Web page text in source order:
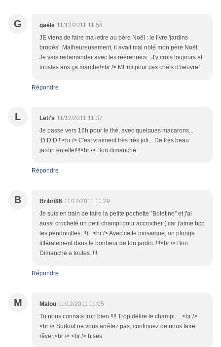
G gaële 11/12/2011 11:58
JE viens de faire ma lettre au père Noël : le livre 'jardins
brodés'. Malheureusement, il avait mal noté mon père Noël.
Je vais redemander avec les réérenrecs...J'y crois toujours et
tousles ans ça marche!<br /> MErci pour ces chefs d'oeuvre!
Répondre
L Leti's 11/12/2011 11:37
Je passe vers 16h pour le thé, avec quelques macarons...
:D:D:D!!!<br /> C'est vraiment très très joli... De très beau
jardin en effet!!!<br /> Bon dimanche...
Répondre
B Bribri86 11/12/2011 11:29
Je suis en train de faire la petite pochette "Boletine" et j'ai
aussi crocheté un petit champi pour accrocher ( car j'aime bcp
les pendouilles..!!)...<br /> Avec cette mosaïque, on plonge
littéralement dans le bonheur de ton jardin..!!!<br /> Bon
Dimanche a toutes..!!!
Répondre
M Malou 11/12/2011 11:05
Tu nous connais trop bien !!!! Trop délire le champi.....<br />
<br /> Surtout ne vous arrêtez pas, continuez de nous faire
rêver.<br /> <br /> bises